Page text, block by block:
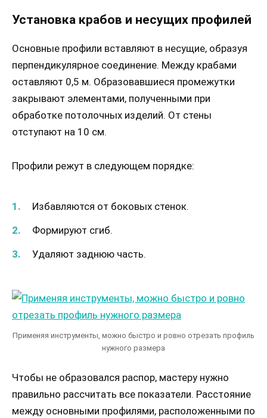
Установка крабов и несущих профилей
Основные профили вставляют в несущие, образуя
перпендикулярное соединение. Между крабами
оставляют 0,5 м. Образовавшиеся промежутки
закрывают элементами, полученными при
обработке потолочных изделий. От стены
отступают на 10 см.
Профили режут в следующем порядке:
Избавляются от боковых стенок.
Формируют сгиб.
Удаляют заднюю часть.
Применяя инструменты, можно быстро и ровно отрезать профиль
нужного размера
Чтобы не образовался распор, мастеру нужно
правильно рассчитать все показатели. Расстояние
между основными профилями, расположенными по